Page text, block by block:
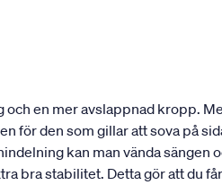
och en mer avslappnad kropp.
för den som gillar att sova på
kan man vända sängen
bra stabilitet. Detta gör att du